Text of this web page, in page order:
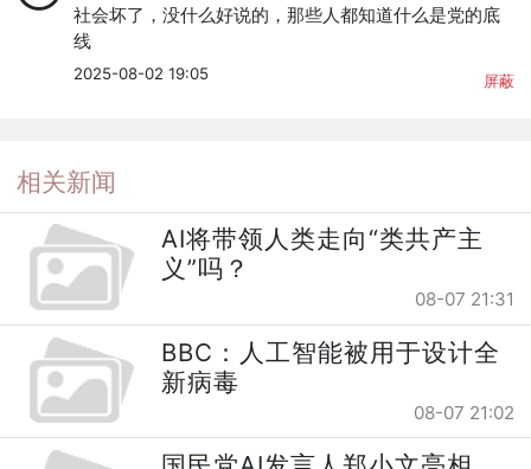
社会坏了，没什么好说的，那些人都知道什么是党的底
线
2025-08-02 19:05 屏蔽
相关新闻
AI将带领人类走向“类共产主
义”吗？
08-07 21:31
BBC：人工智能被用于设计全
新病毒
08-07 21:02